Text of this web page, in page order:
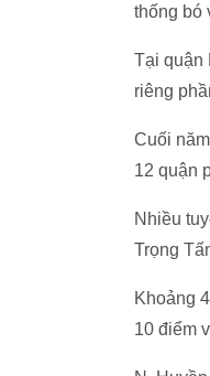
thống bó
Tại quận
riêng
Cuối
12 quận
Nhiều
Trọng
Khoảng
10 điểm